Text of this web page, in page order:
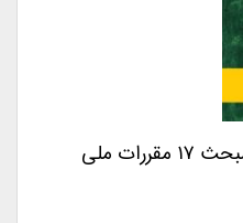
فرصتی طلایی در خصوص مبحث ۱۷ مقررات ملی